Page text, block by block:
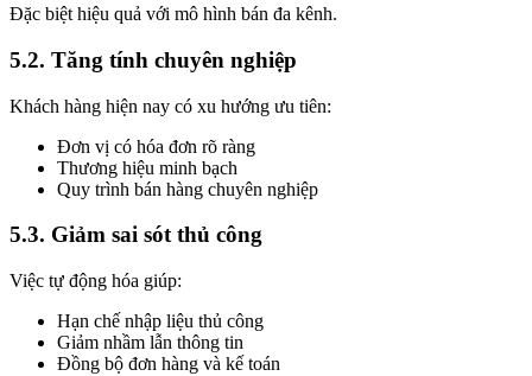
Đặc biệt hiệu quả với mô hình bán đa kênh.
5.2. Tăng tính chuyên nghiệp
Khách hàng hiện nay có xu hướng ưu tiên:
Đơn vị có hóa đơn rõ ràng
Thương hiệu minh bạch
Quy trình bán hàng chuyên nghiệp
5.3. Giảm sai sót thủ công
Việc tự động hóa giúp:
Hạn chế nhập liệu thủ công
Giảm nhầm lẫn thông tin
Đồng bộ đơn hàng và kế toán